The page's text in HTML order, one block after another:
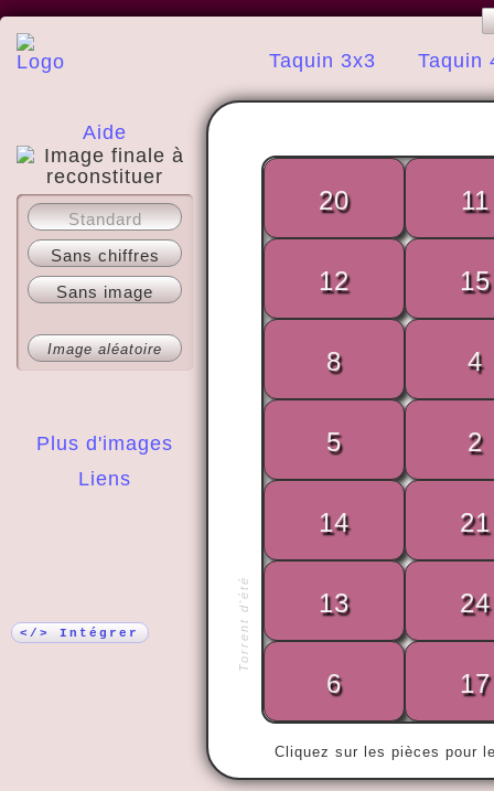
Taquin 3x3 Taquin
Aide
A propos
Plus d'images
Liens
Standard
Sans chiffres
Sans image
Image aléatoire
</> Intégrer Torrent d'été
Cliquez sur les pièces pour
« Je suis
âmes bien
nombre
20 11
12 15
8 4
5 2
14 21
13 24
6 17